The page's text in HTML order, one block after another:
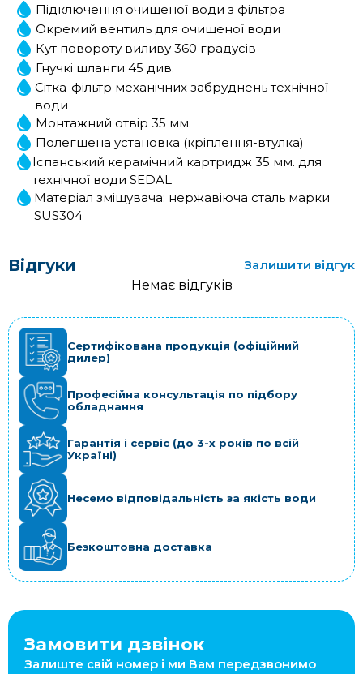
Підключення очищеної води з фільтра
Окремий вентиль для очищеної води
Кут повороту виливу 360 градусів
Гнучкі шланги 45 див.
Сітка-фільтр механічних забруднень технічної
води
Монтажний отвір 35 мм.
Полегшена установка (кріплення-втулка)
Іспанський керамічний картридж 35 мм. для
технічної води SEDAL
Матеріал змішувача: нержавіюча сталь марки
SUS304
Відгуки
Залишити відгук
Немає відгуків
Сертифікована продукція (офіційний
дилер)
Професійна консультація по підбору
обладнання
Гарантія і сервіс (до 3-х років по всій
Україні)
Несемо відповідальність за якість води
Безкоштовна доставка
Замовити дзвінок
Залиште свій номер і ми Вам передзвонимо